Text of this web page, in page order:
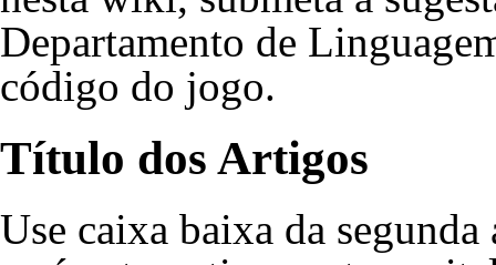
Departamento de
código do jogo.
Título dos Artigos
Use caixa baixa da